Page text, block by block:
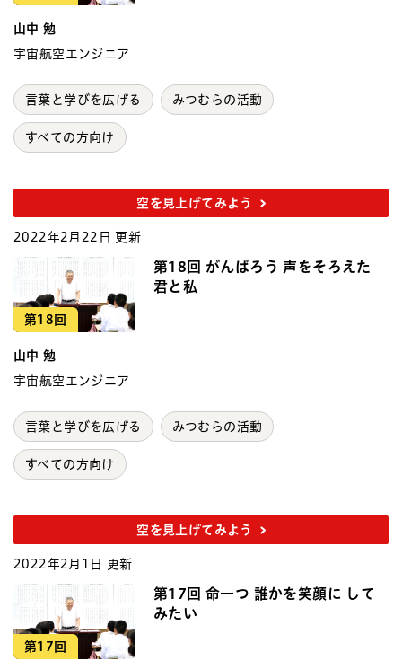
山中 勉
宇宙航空エンジニア
言葉と学びを広げる みつむらの活動
すべての方向け
空を見上げてみよう
2022年2月22日 更新
第18回
第18回 がんばろう 声をそろえた
君と私
山中 勉
宇宙航空エンジニア
言葉と学びを広げる みつむらの活動
すべての方向け
空を見上げてみよう
2022年2月1日 更新
第17回
第17回 命一つ 誰かを笑顔に して
みたい